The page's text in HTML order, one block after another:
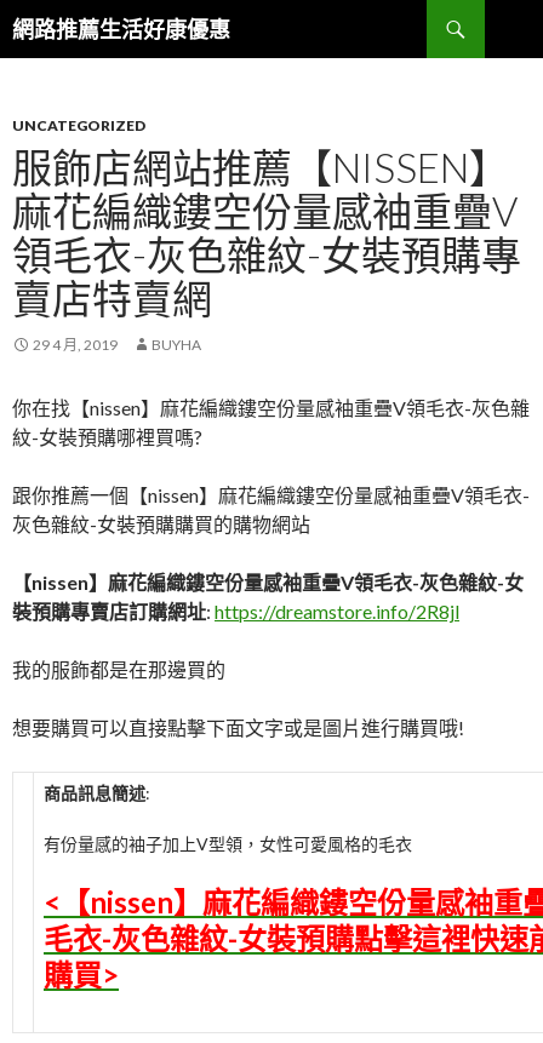
網路推薦生活好康優惠
搜
尋
要
內
容
區
UNCATEGORIZED
服飾店網站推薦【NISSEN】
麻花編織鏤空份量感袖重疊V
領毛衣-灰色雜紋-女裝預購專
賣店特賣網
29 4 月, 2019 BUYHA
你在找【nissen】麻花編織鏤空份量感袖重疊V領毛衣-灰色雜
紋-女裝預購哪裡買嗎?
跟你推薦一個【nissen】麻花編織鏤空份量感袖重疊V領毛衣-
灰色雜紋-女裝預購購買的購物網站
【nissen】麻花編織鏤空份量感袖重疊V領毛衣-灰色雜紋-女
裝預購專賣店訂購網址: https://dreamstore.info/2R8jl
我的服飾都是在那邊買的
想要購買可以直接點擊下面文字或是圖片進行購買哦!
商品訊息簡述:
有份量感的袖子加上V型領，女性可愛風格的毛衣
<【nissen】麻花編織鏤空份量感袖重
毛衣-灰色雜紋-女裝預購點擊這裡快速
購買>